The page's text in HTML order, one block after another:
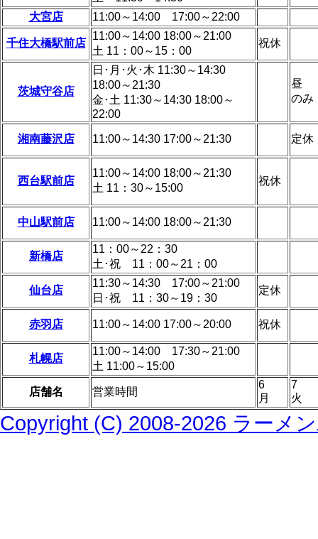
大宮店 11:00～14:00 17:00～22:00
千住大橋駅前店
11:00～14:00 18:00～21:00
土 11：00～15：00
祝休
茨城守谷店
日･月･火･木 11:30～14:30
18:00～21:30
金･土 11:30～14:30 18:00～
22:00
昼
のみ
湘南藤沢店 11:00～14:30 17:00～21:30 定休
西台駅前店
11:00～14:00 18:00～21:30
土 11：30～15:00
祝休
中山駅前店 11:00～14:00 18:00～21:30
新橋店
11：00～22：30
土･祝 11：00～21：00
仙台店
11:30～14:30 17:00～21:00
日･祝 11：30～19：30
定休
赤羽店 11:00～14:00 17:00～20:00 祝休
札幌店
11:00～14:00 17:30～21:00
土 11:00～15:00
店舗名 営業時間
6
月
7
火
Copyright (C) 2008-2026 ラーメ